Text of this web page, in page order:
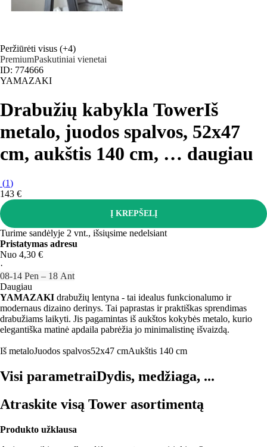
Peržiūrėti visus (+4)
PremiumPaskutiniai vienetai
ID: 774666
YAMAZAKI
Drabužių kabykla TowerIš
metalo, juodos spalvos, 52x47
cm, aukštis 140 cm, … daugiau
(1)
143 €
Į KREPŠELĮ
Turime sandėlyje 2 vnt., išsiųsime nedelsiant
Pristatymas adresu
Nuo 4,30 €
·
08‑14 Pen – 18 Ant
Daugiau
YAMAZAKI drabužių lentyna - tai idealus funkcionalumo ir
modernaus dizaino derinys. Tai paprastas ir praktiškas sprendimas
drabužiams laikyti. Jis pagamintas iš aukštos kokybės metalo, kurio
elegantiška matinė apdaila pabrėžia jo minimalistinę išvaizdą.
Iš metaloJuodos spalvos52x47 cmAukštis 140 cm
Visi parametraiDydis, medžiaga, ...
Atraskite visą Tower asortimentą
Produkto užklausa